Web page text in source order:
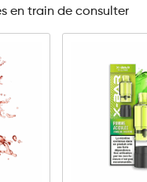
en train de consulter
10mg
-